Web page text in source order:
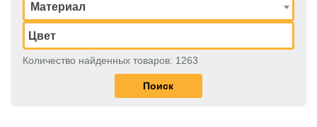
Материал
Количество найденных товаров: 1263